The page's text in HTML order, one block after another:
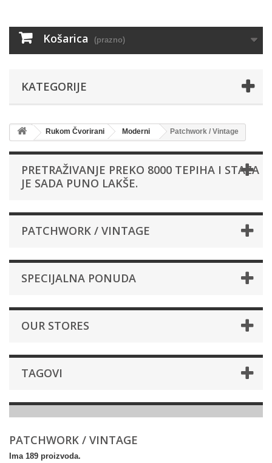
Košarica (prazno)
KATEGORIJE
Rukom Čvorirani Moderni Patchwork / Vintage
PRETRAŽIVANJE PREKO 8000 TEPIHA I STAZA
JE SADA PUNO LAKŠE.
PATCHWORK / VINTAGE
SPECIJALNA PONUDA
OUR STORES
TAGOVI
PATCHWORK / VINTAGE
Ima 189 proizvoda.